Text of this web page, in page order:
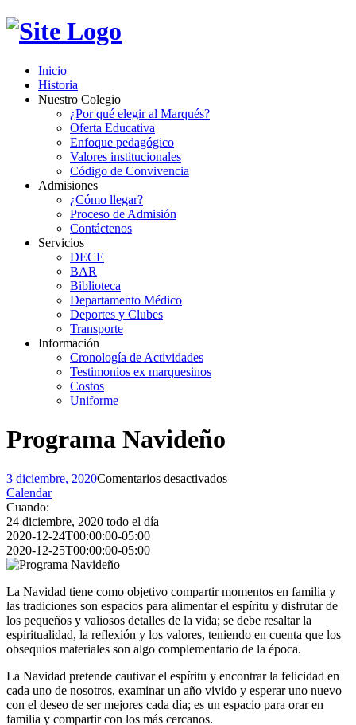
Inicio
Historia
Nuestro Colegio
¿Por qué elegir al Marqués?
Oferta Educativa
Enfoque pedagógico
Valores institucionales
Código de Convivencia
Admisiones
¿Cómo llegar?
Proceso de Admisión
Contáctenos
Servicios
DECE
BAR
Biblioteca
Departamento Médico
Deportes y Clubes
Transporte
Información
Cronología de Actividades
Testimonios ex marquesinos
Costos
Uniforme
Programa Navideño
3 diciembre, 2020Comentarios desactivadosen
Calendar
Cuando:
24 diciembre, 2020 todo el día
2020-12-24T00:00:00-05:00
2020-12-25T00:00:00-05:00
La Navidad tiene como objetivo compartir momentos en familia y
las tradiciones son espacios para alimentar el espíritu y disfrutar de
los pequeños y valiosos detalles de la vida; se debe resaltar la
espiritualidad, la reflexión y los valores, teniendo en cuenta que los
obsequios materiales son algo complementario de la época.
La Navidad pretende cautivar el espíritu y encontrar la felicidad en
cada uno de nosotros, examinar un año vivido y esperar uno nuevo
con el deseo de ser mejores cada día; es un espacio para orar en
familia y compartir con los más cercanos.